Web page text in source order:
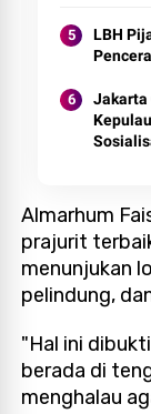
LBH
Jakarta
Almarhum
prajurit
menunjukan
pelindung,
"Hal ini
berada di
menghalau